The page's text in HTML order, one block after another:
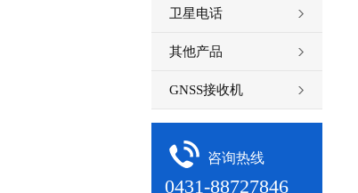
卫星电话
其他产品
GNSS接收机
咨询热线
0431-88727846